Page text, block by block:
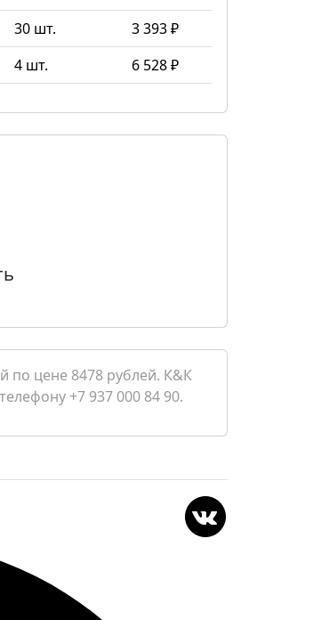
30 шт.
3 393 ₽
4 шт. 6 528 ₽
по цене 8478 рублей. К&К
+7 937 000 84 90.